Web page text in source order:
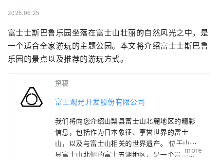
2026.06.25
富士士斯巴鲁乐园坐落在富士山壮丽的自然风光之中，是
一个适合全家游玩的主题公园。本文将介绍富士士斯巴鲁
乐园的景点以及推荐的游玩方式。
撰稿
富士观光开发股份有限公司
我们将向您介绍山梨县富士山北麓地区的精彩
信息，包括作为日本象征、享誉世界的富士
山，以及与富士山相关的世界遗产。 位于山梨
县富士山北侧的富士五湖地区，是一个自然资
more